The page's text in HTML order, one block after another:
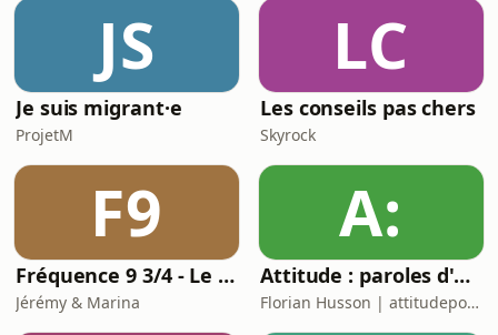
JS
Je suis migrant·e
ProjetM
LC
Les conseils pas chers
Skyrock
F9
Fréquence 9 3/4 - Le podcast Harry Potter chapitre par chapitre
Jérémy & Marina
A:
Attitude : paroles d'un hypersensible.
Florian Husson | attitudepodcast_